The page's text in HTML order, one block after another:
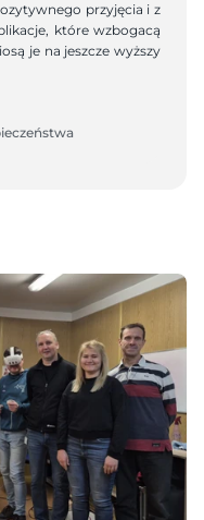
przyjęcia i z
które wzbogacą
je na jeszcze wyższy